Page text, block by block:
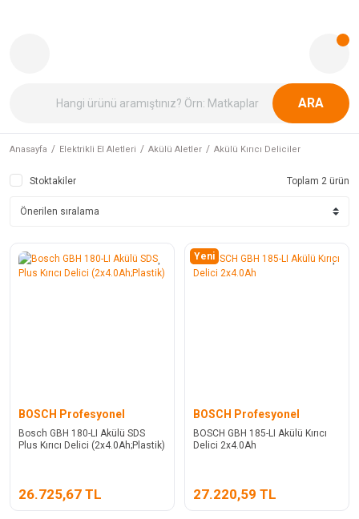
ARA
Anasayfa Elektrikli El Aletleri Akülü Aletler Akülü Kırıcı Deliciler
Stoktakiler Toplam 2 ürün
BOSCH Profesyonel
Bosch GBH 180-LI Akülü SDS
Plus Kırıcı Delici (2x4.0Ah;Plastik)
26.725,67 TL
Yeni
BOSCH Profesyonel
BOSCH GBH 185-LI Akülü Kırıcı
Delici 2x4.0Ah
27.220,59 TL